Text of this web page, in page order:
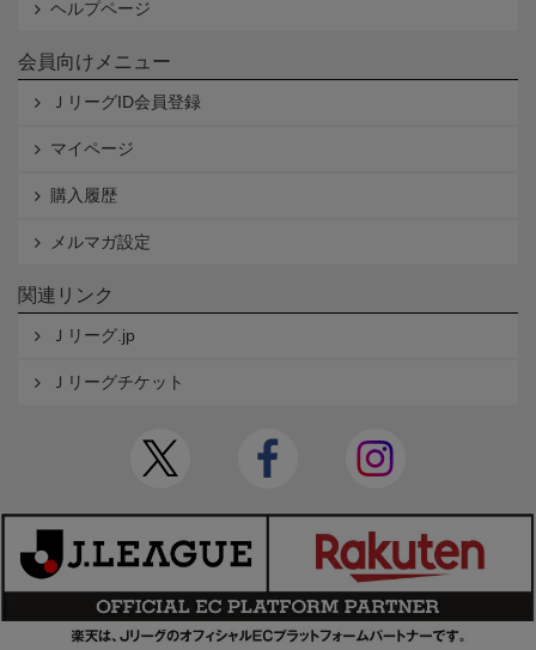
ヘルプページ
会員向けメニュー
ＪリーグID会員登録
マイページ
購入履歴
メルマガ設定
関連リンク
Ｊリーグ.jp
Ｊリーグチケット